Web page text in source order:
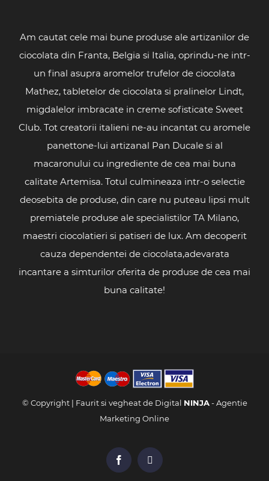
Am cautat cele mai bune produse ale artizanilor de
ciocolata din Franta, Belgia si Italia, oprindu-ne intr-
un final asupra aromelor trufelor de ciocolata
Mathez, tabletelor de ciocolata si pralinelor Lindt,
migdalelor imbracate in creme sofisticate Sweet
Club. Tot creatorii italieni ne-au incantat cu aromele
panettone-lui artizanal Pan Ducale si al
macaronului cu ingrediente de cea mai buna
calitate Artemisa. Totul culmineaza intr-o selectie
deosebita de produse, din care nu puteau lipsi mult
premiatele produse ale specialistilor TA Milano,
maestri ciocolatieri si patiseri de lux. Am decoperit
cauza dependentei de ciocolata,adevarata
incantare a simturilor oferita de produse de cea mai
buna calitate!
© Copyright | Faurit si vegheat de Digital NINJA-Agentie
Marketing Online
Facebook
X